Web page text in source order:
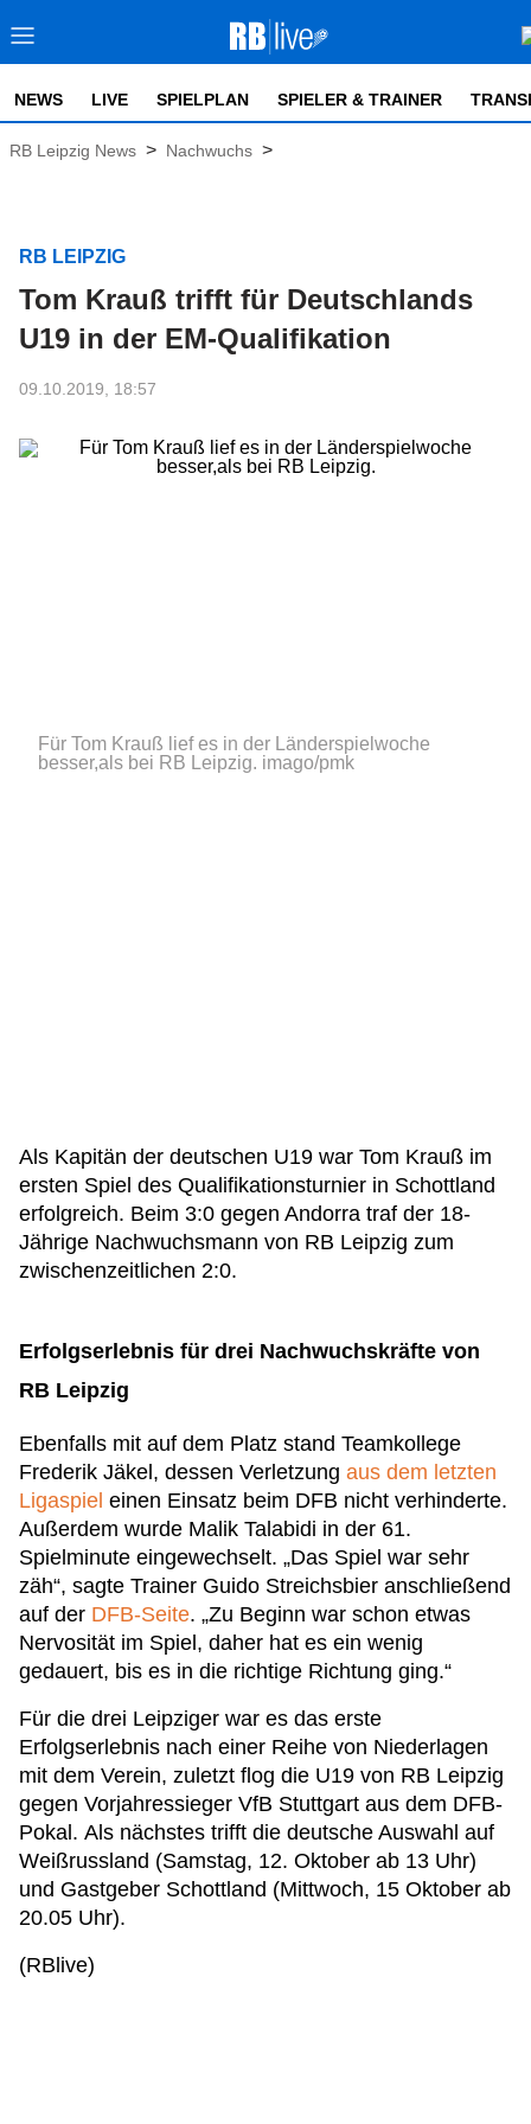
NEWS LIVE SPIELPLAN SPIELER & TRAINER
RB Leipzig News > Nachwuchs >
RB LEIPZIG
Tom Krauß trifft für Deutschlands
U19 in der EM-Qualifikation
09.10.2019, 18:57
Für Tom Krauß lief es in der Länderspielwoche
besser,als bei RB Leipzig. imago/pmk
Als Kapitän der deutschen U19 war Tom Krauß im
ersten Spiel des Qualifikationsturnier in Schottland
erfolgreich. Beim 3:0 gegen Andorra traf der 18-
Jährige Nachwuchsmann von RB Leipzig zum
zwischenzeitlichen 2:0.
Erfolgserlebnis für drei Nachwuchskräfte von
RB Leipzig
Ebenfalls mit auf dem Platz stand Teamkollege
Frederik Jäkel, dessen Verletzung aus dem letzten
Ligaspiel einen Einsatz beim DFB nicht verhinderte.
Außerdem wurde Malik Talabidi in der 61.
Spielminute eingewechselt. „Das Spiel war sehr
zäh“, sagte Trainer Guido Streichsbier anschließend
auf der DFB-Seite. „Zu Beginn war schon etwas
Nervosität im Spiel, daher hat es ein wenig
gedauert, bis es in die richtige Richtung ging.“
Für die drei Leipziger war es das erste
Erfolgserlebnis nach einer Reihe von Niederlagen
mit dem Verein, zuletzt flog die U19 von RB Leipzig
gegen Vorjahressieger VfB Stuttgart aus dem DFB-
Pokal. Als nächstes trifft die deutsche Auswahl auf
Weißrussland (Samstag, 12. Oktober ab 13 Uhr)
und Gastgeber Schottland (Mittwoch, 15 Oktober ab
20.05 Uhr).
(RBlive)